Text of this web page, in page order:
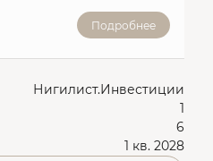
Подробнее
Нигилист.Инвестиции
1
6
1 кв. 2028